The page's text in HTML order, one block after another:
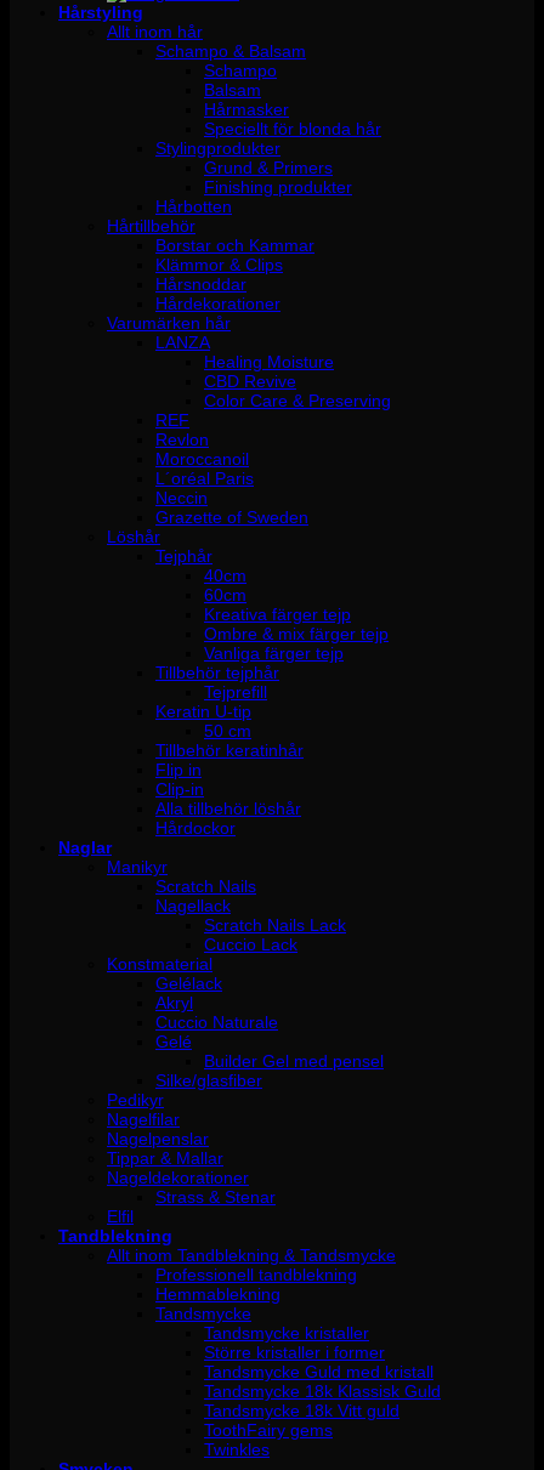
Hårstyling
Allt inom hår
Schampo & Balsam
Schampo
Balsam
Hårmasker
Speciellt för blonda hår
Stylingprodukter
Grund & Primers
Finishing produkter
Hårbotten
Hårtillbehör
Borstar och Kammar
Klämmor & Clips
Hårsnoddar
Hårdekorationer
Varumärken hår
LANZA
Healing Moisture
CBD Revive
Color Care & Preserving
REF
Revlon
Moroccanoil
L´oréal Paris
Neccin
Grazette of Sweden
Löshår
Tejphår
40cm
60cm
Kreativa färger tejp
Ombre & mix färger tejp
Vanliga färger tejp
Tillbehör tejphår
Tejprefill
Keratin U-tip
50 cm
Tillbehör keratinhår
Flip in
Clip-in
Alla tillbehör löshår
Hårdockor
Naglar
Manikyr
Scratch Nails
Nagellack
Scratch Nails Lack
Cuccio Lack
Konstmaterial
Gelélack
Akryl
Cuccio Naturale
Gelé
Builder Gel med pensel
Silke/glasfiber
Pedikyr
Nagelfilar
Nagelpenslar
Tippar & Mallar
Nageldekorationer
Strass & Stenar
Elfil
Tandblekning
Allt inom Tandblekning & Tandsmycke
Professionell tandblekning
Hemmablekning
Tandsmycke
Tandsmycke kristaller
Större kristaller i former
Tandsmycke Guld med kristall
Tandsmycke 18k Klassisk Guld
Tandsmycke 18k Vitt guld
ToothFairy gems
Twinkles